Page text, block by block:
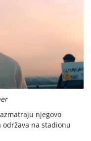
njegovo
na stadionu